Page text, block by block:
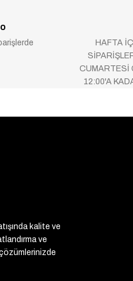
HAFTA
CUMARTESİ
12:00'A
kalite ve
ve